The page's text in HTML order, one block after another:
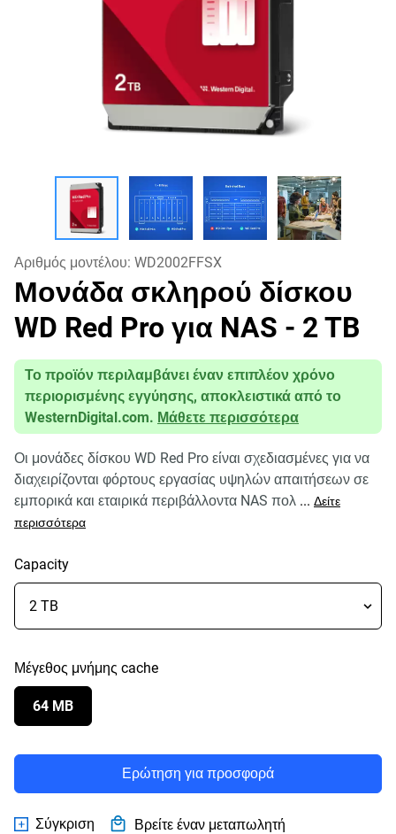
Αριθμός μοντέλου: WD2002FFSX
Μονάδα σκληρού δίσκου
WD Red Pro για NAS - 2 TB
Το προϊόν περιλαμβάνει έναν επιπλέον χρόνο
περιορισμένης εγγύησης, αποκλειστικά από το
WesternDigital.com. Μάθετε περισσότερα
Οι μονάδες δίσκου WD Red Pro είναι σχεδιασμένες για να
διαχειρίζονται φόρτους εργασίας υψηλών απαιτήσεων σε
εμπορικά και εταιρικά περιβάλλοντα NAS πολ ... Δείτε
περισσότερα
Capacity
Μέγεθος μνήμης cache
64 MB
Ερώτηση για προσφορά
Σύγκριση Βρείτε έναν μεταπωλητή